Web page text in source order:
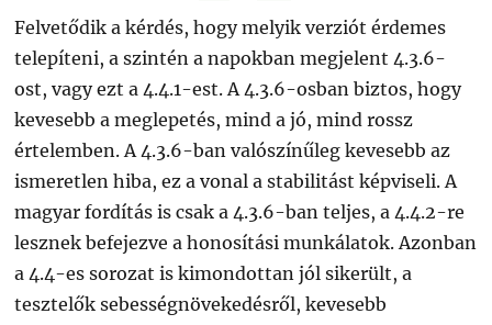
Felvetődik a kérdés, hogy melyik verziót érdemes
telepíteni, a szintén a napokban megjelent 4.3.6-
ost, vagy ezt a 4.4.1-est. A 4.3.6-osban biztos, hogy
kevesebb a meglepetés, mind a jó, mind rossz
értelemben. A 4.3.6-ban valószínűleg kevesebb az
ismeretlen hiba, ez a vonal a stabilitást képviseli. A
magyar fordítás is csak a 4.3.6-ban teljes, a 4.4.2-re
lesznek befejezve a honosítási munkálatok. Azonban
a 4.4-es sorozat is kimondottan jól sikerült, a
tesztelők sebességnövekedésről, kevesebb